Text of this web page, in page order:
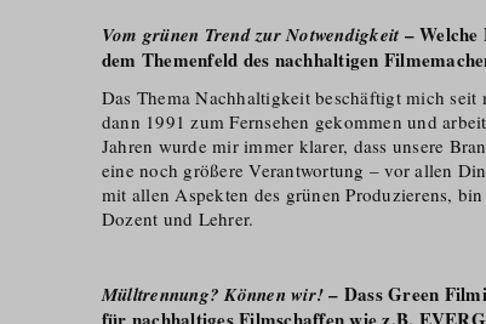
Vom grünen Trend zur Notwendigkeit –
dem Themenfeld des nachhaltigen
Das Thema Nachhaltigkeit beschäftigt mich
dann 1991 zum Fernsehen gekommen und
Jahren wurde mir immer klarer, dass unsere
eine noch größere Verantwortung – vor allen
mit allen Aspekten des grünen Produzierens,
Dozent und Lehrer.
Mülltrennung? Können wir!– Dass Green